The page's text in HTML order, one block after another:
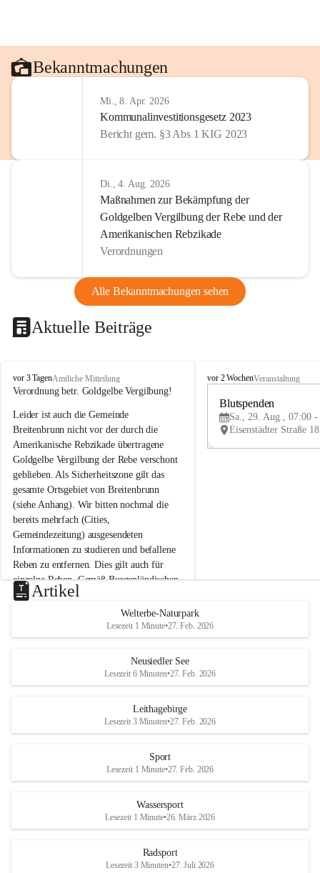
Bekanntmachungen
Mi., 8. Apr. 2026
Kommunalinvestitionsgesetz 2023
Bericht gem. §3 Abs 1 KIG 2023
Di., 4. Aug. 2026
Maßnahmen zur Bekämpfung der
Goldgelben Vergilbung der Rebe und der
Amerikanischen Rebzikade
Verordnungen
Alle Bekanntmachungen sehen
Aktuelle Beiträge
B
r
i
t
e
n
b
r
u
n
n
a
m
N
e
u
s
d
S
vor 3 TagenAmtliche Mitteilung
Verordnung betr. Goldgelbe Vergilbung!
Leider ist auch die Gemeinde
Breitenbrunn nicht vor der durch die
Amerikanische Rebzikade übertragene
Goldgelbe Vergilbung der Rebe verschont
geblieben. Als Sicherheitszone gilt das
gesamte Ortsgebiet von Breitenbrunn
(siehe Anhang). Wir bitten nochmal die
bereits mehrfach (Cities,
Gemeindezeitung) ausgesendeten
Informationen zu studieren und befallene
Reben zu entfernen. Dies gilt auch für
einzelne Reben. Gemäß Burgenländischen
Weinbaugesetz sind nicht gepflegte oder
unzulässige Weingärten zu roden! Bitte
helfen wir zusammen um unsere Winzer
vor den prognostizierten Ernteausfällen
und den daraus folgenden wirtschaftlichen
Maßnahmen zur Bekämpfung
Rebe und der Amerikanischen
Anhang VBl. EU Nr. 18
1 Seite•1,4 MB
VBl. EU Nr. 18_2026
B
e
u
e
d
r
S
vor 2 WochenVeranstaltung
Blutspenden
Sa., 29. Aug., 07:00 -
Artikel
Welterbe-Naturpark
Lesezeit 1 Minute•27. Feb. 2026
Neusiedler See
Lesezeit 6 Minuten•27. Feb. 2026
Leithagebirge
Lesezeit 3 Minuten•27. Feb. 2026
Sport
Lesezeit 1 Minute•27. Feb. 2026
Wassersport
Lesezeit 1 Minute•26. März 2026
Radsport
Lesezeit 3 Minuten•27. Juli 2026